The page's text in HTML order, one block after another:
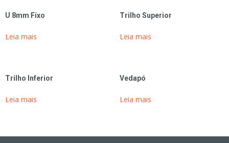
U 8mm Fixo
Leia mais
Trilho Superior
Leia mais
Trilho Inferior
Leia mais
Vedapó
Leia mais